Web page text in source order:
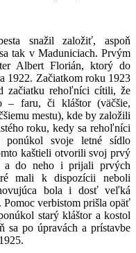
snažil založiť, aspoň
tak v Maduniciach. Prvým
Albert Florián, ktorý do
1922. Začiatkom roku 1923
začiatku rehoľníci cítili, že
– faru, či kláštor (väčšie,
mestu), kde by založili
roku, kedy sa rehoľníci
svoje letné sídlo
kaštieli otvorili svoj prvý
a do neho i prijali prvých
mali k dispozícii neboli
bola i dosť veľká
verbistom prišla opäť
starý kláštor a kostol
po úpravách a prístavbe